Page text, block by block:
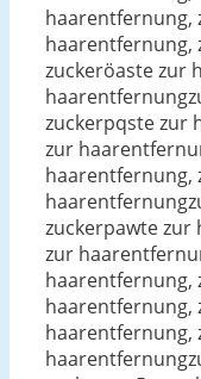
haarentfernung,
haarentfernung,
zuckeröaste zur
zuckerpqste zur
zur
haarentfernung,
zuckerpawte zur
zur
haarentfernung,
haarentfernung,
haarentfernung,